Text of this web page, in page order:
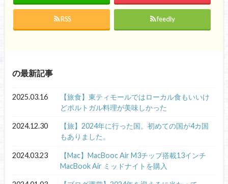
RSS feedly
の最新記事
2025.03.16
【旅食】東ティモールではローカル食もいいけ
どポルトガル料理が美味しかった
2024.12.30
【旅】2024年に行った国。初めての国が4カ国
もありました。
2024.03.23
【Mac】MacBooc Air M3チップ搭載13インチ
MacBook Air ミッドナイトを購入